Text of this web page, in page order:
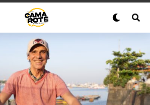
BRASILEIRO DE TELEVISÃO